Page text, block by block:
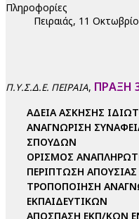
Πληροφορίες
Πειραιάς, 11
Π.Υ.Σ.Δ.Ε. ΠΕΙΡΑΙΑ, ΠΡΑΞΗ
ΑΔΕΙΑ ΑΣΚΗΣΗΣ
ΑΝΑΓΝΩΡΙΣΗ
ΣΠΟΥΔΩΝ
ΟΡΙΣΜΟΣ
ΠΕΡΙΠΤΩΣΗ
ΤΡΟΠΟΠΟΙΗΣΗ
ΕΚΠΑΙΔΕΥΤΙΚΩΝ
ΑΠΟΣΠΑΣΗ ΕΚΠ/ΚΩΝ